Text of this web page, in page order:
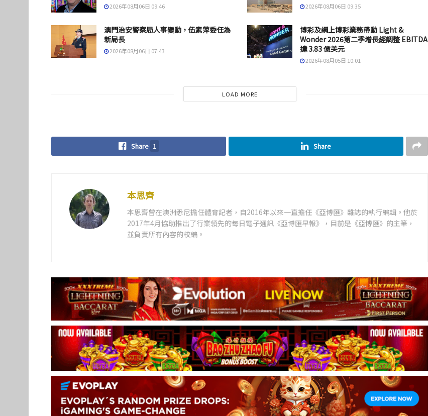
2026年08月06日 09:46 2026年08月06日 09:35
澳門治安警察局人事變動，伍素萍委任為
新局長
2026年08月06日 07:43
博彩及網上博彩業務帶動 Light &
Wonder 2026第二季增長經調整 EBITDA
達 3.83 億美元
2026年08月05日 10:01
LOAD MORE
Share 1 Share
本思齊
本思齊曾在澳洲悉尼擔任體育記者，自2016年以來一直擔任《亞博匯》雜誌的執行編輯。他於
2017年4月協助推出了行業領先的每日電子通訊《亞博匯早報》，目前是《亞博匯》的主筆，
並負責所有內容的校編。